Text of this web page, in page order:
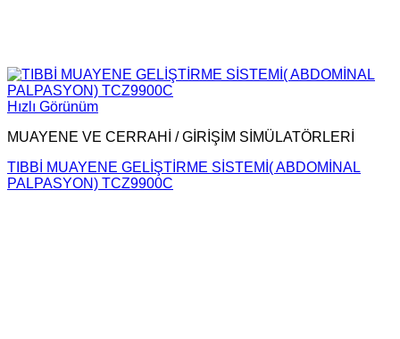
Hızlı Görünüm
MUAYENE VE CERRAHİ / GİRİŞİM SİMÜLATÖRLERİ
TIBBİ MUAYENE GELİŞTİRME SİSTEMİ( ABDOMİNAL
PALPASYON) TCZ9900C